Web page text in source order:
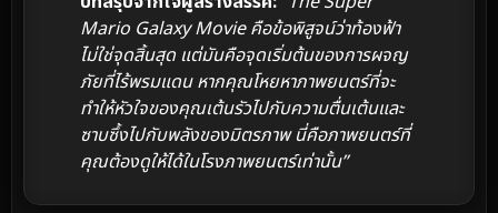
Mario Galaxy Movie คือข้อพิสูจน์ว่าท้องฟ้า
ไม่ใช่จุดสิ้นสุด แต่มันคือจุดเริ่มต้นของการผจญ
ภัยที่ไร้พรมแดน หากคุณโหยหาภาพยนตร์ที่จะ
ทำให้หัวใจของคุณเต้นรัวไปกับความตื่นเต้นและ
ซาบซึ้งไปกับพลังของมิตรภาพ นี่คือภาพยนตร์ที่
คุณต้องดูให้ได้ในโรงภาพยนตร์เท่านั้น”